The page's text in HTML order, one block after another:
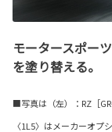
モータースポー
を塗り替える。
■写真は（左）：RZ［
〈1L5〉はメーカーオプ